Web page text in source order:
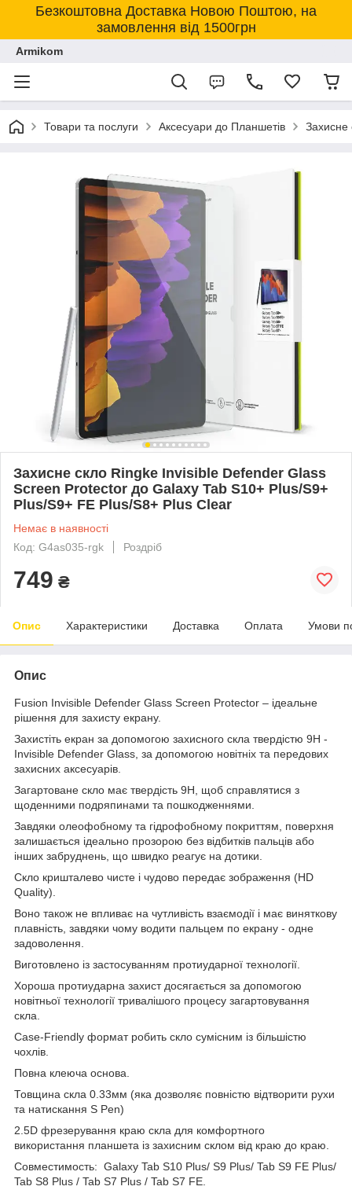
Безкоштовна Доставка Новою Поштою, на
замовлення від 1500грн
Armikom
Товари та послуги Аксесуари до Планшетів Захисне
Захисне скло Ringke Invisible Defender Glass
Screen Protector до Galaxy Tab S10+ Plus/S9+
Plus/S9+ FE Plus/S8+ Plus Clear
Немає в наявності
Код: G4as035-rgk
Роздріб
749 ₴
Опис Характеристики Доставка Оплата Умови
Опис
Fusion Invisible Defender Glass Screen Protector – ідеальне
рішення для захисту екрану.
Захистіть екран за допомогою захисного скла твердістю 9H -
Invisible Defender Glass, за допомогою новітніх та передових
захисних аксесуарів.
Загартоване скло має твердість 9H, щоб справлятися з
щоденними подряпинами та пошкодженнями.
Завдяки олеофобному та гідрофобному покриттям, поверхня
залишається ідеально прозорою без відбитків пальців або
інших забруднень, що швидко реагує на дотики.
Скло кришталево чисте і чудово передає зображення (HD
Quality).
Воно також не впливає на чутливість взаємодії і має виняткову
плавність, завдяки чому водити пальцем по екрану - одне
задоволення.
Виготовлено із застосуванням протиударної технології.
Хороша протиударна захист досягається за допомогою
новітньої технології тривалішого процесу загартовування
скла.
Case-Friendly формат робить скло сумісним із більшістю
чохлів.
Повна клеюча основа.
Товщина скла 0.33мм (яка дозволяє повністю відтворити рухи
та натискання S Pen)
2.5D фрезерування краю скла для комфортного
використання планшета із захисним склом від краю до краю.
Совместимость: Galaxy Tab S10 Plus/ S9 Plus/ Tab S9 FE Plus/
Tab S8 Plus / Tab S7 Plus / Tab S7 FE